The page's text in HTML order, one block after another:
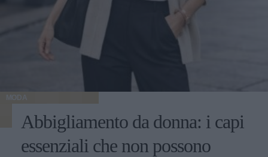
MODA
Abbigliamento da donna: i capi
essenziali che non possono